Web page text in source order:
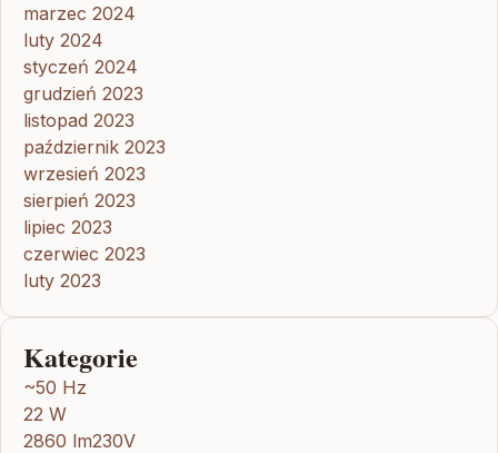
marzec 2024
luty 2024
styczeń 2024
grudzień 2023
listopad 2023
październik 2023
wrzesień 2023
sierpień 2023
lipiec 2023
czerwiec 2023
luty 2023
Kategorie
~50 Hz
22 W
2860 lm230V